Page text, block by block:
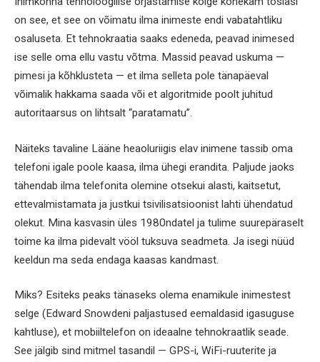
on see, et see on võimatu ilma inimeste endi vabatahtliku
osaluseta. Et tehnokraatia saaks edeneda, peavad inimesed
ise selle oma ellu vastu võtma. Massid peavad uskuma —
pimesi ja kõhklusteta — et ilma selleta pole tänapäeval
võimalik hakkama saada või et algoritmide poolt juhitud
autoritaarsus on lihtsalt “paratamatu”.
Näiteks tavaline Lääne heaoluriigis elav inimene tassib oma
telefoni igale poole kaasa, ilma ühegi erandita. Paljude jaoks
tähendab ilma telefonita olemine otsekui alasti, kaitsetut,
ettevalmistamata ja justkui tsivilisatsioonist lahti ühendatud
olekut. Mina kasvasin üles 1980ndatel ja tulime suurepäraselt
toime ka ilma pidevalt vööl tuksuva seadmeta. Ja isegi nüüd
keeldun ma seda endaga kaasas kandmast.
Miks? Esiteks peaks tänaseks olema enamikule inimestest
selge (Edward Snowdeni paljastused eemaldasid igasuguse
kahtluse), et mobiiltelefon on ideaalne tehnokraatlik seade.
See jälgib sind mitmel tasandil — GPS-i, WiFi-ruuterite ja